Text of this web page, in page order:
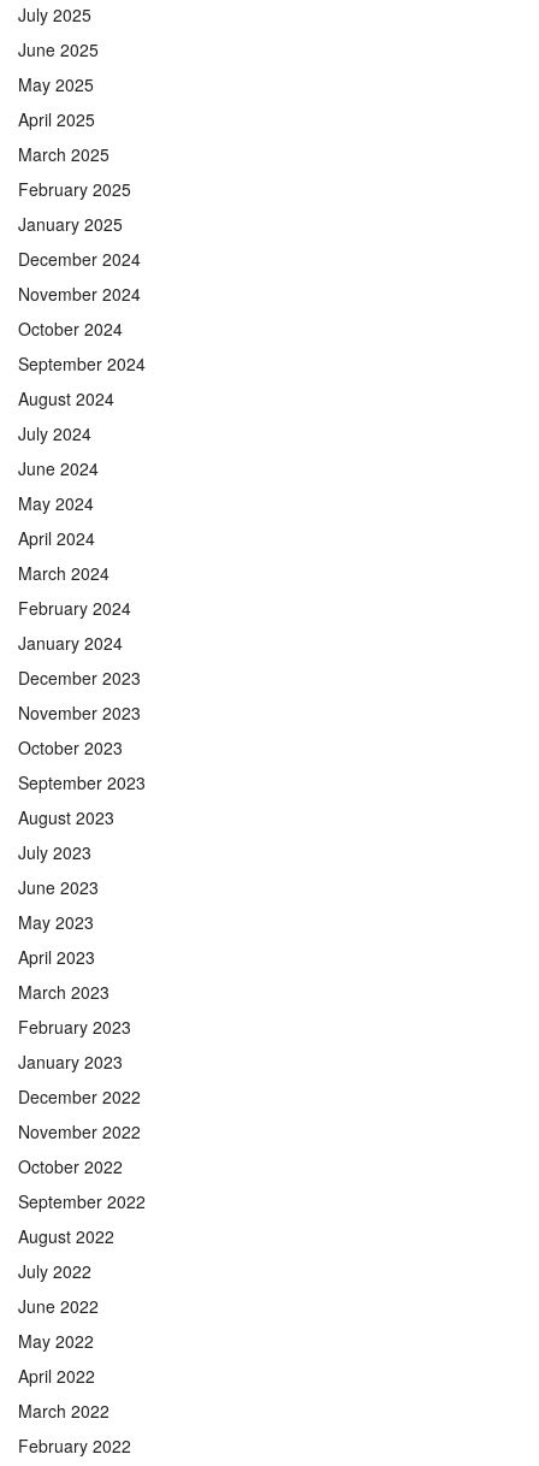
July 2025
June 2025
May 2025
April 2025
March 2025
February 2025
January 2025
December 2024
November 2024
October 2024
September 2024
August 2024
July 2024
June 2024
May 2024
April 2024
March 2024
February 2024
January 2024
December 2023
November 2023
October 2023
September 2023
August 2023
July 2023
June 2023
May 2023
April 2023
March 2023
February 2023
January 2023
December 2022
November 2022
October 2022
September 2022
August 2022
July 2022
June 2022
May 2022
April 2022
March 2022
February 2022